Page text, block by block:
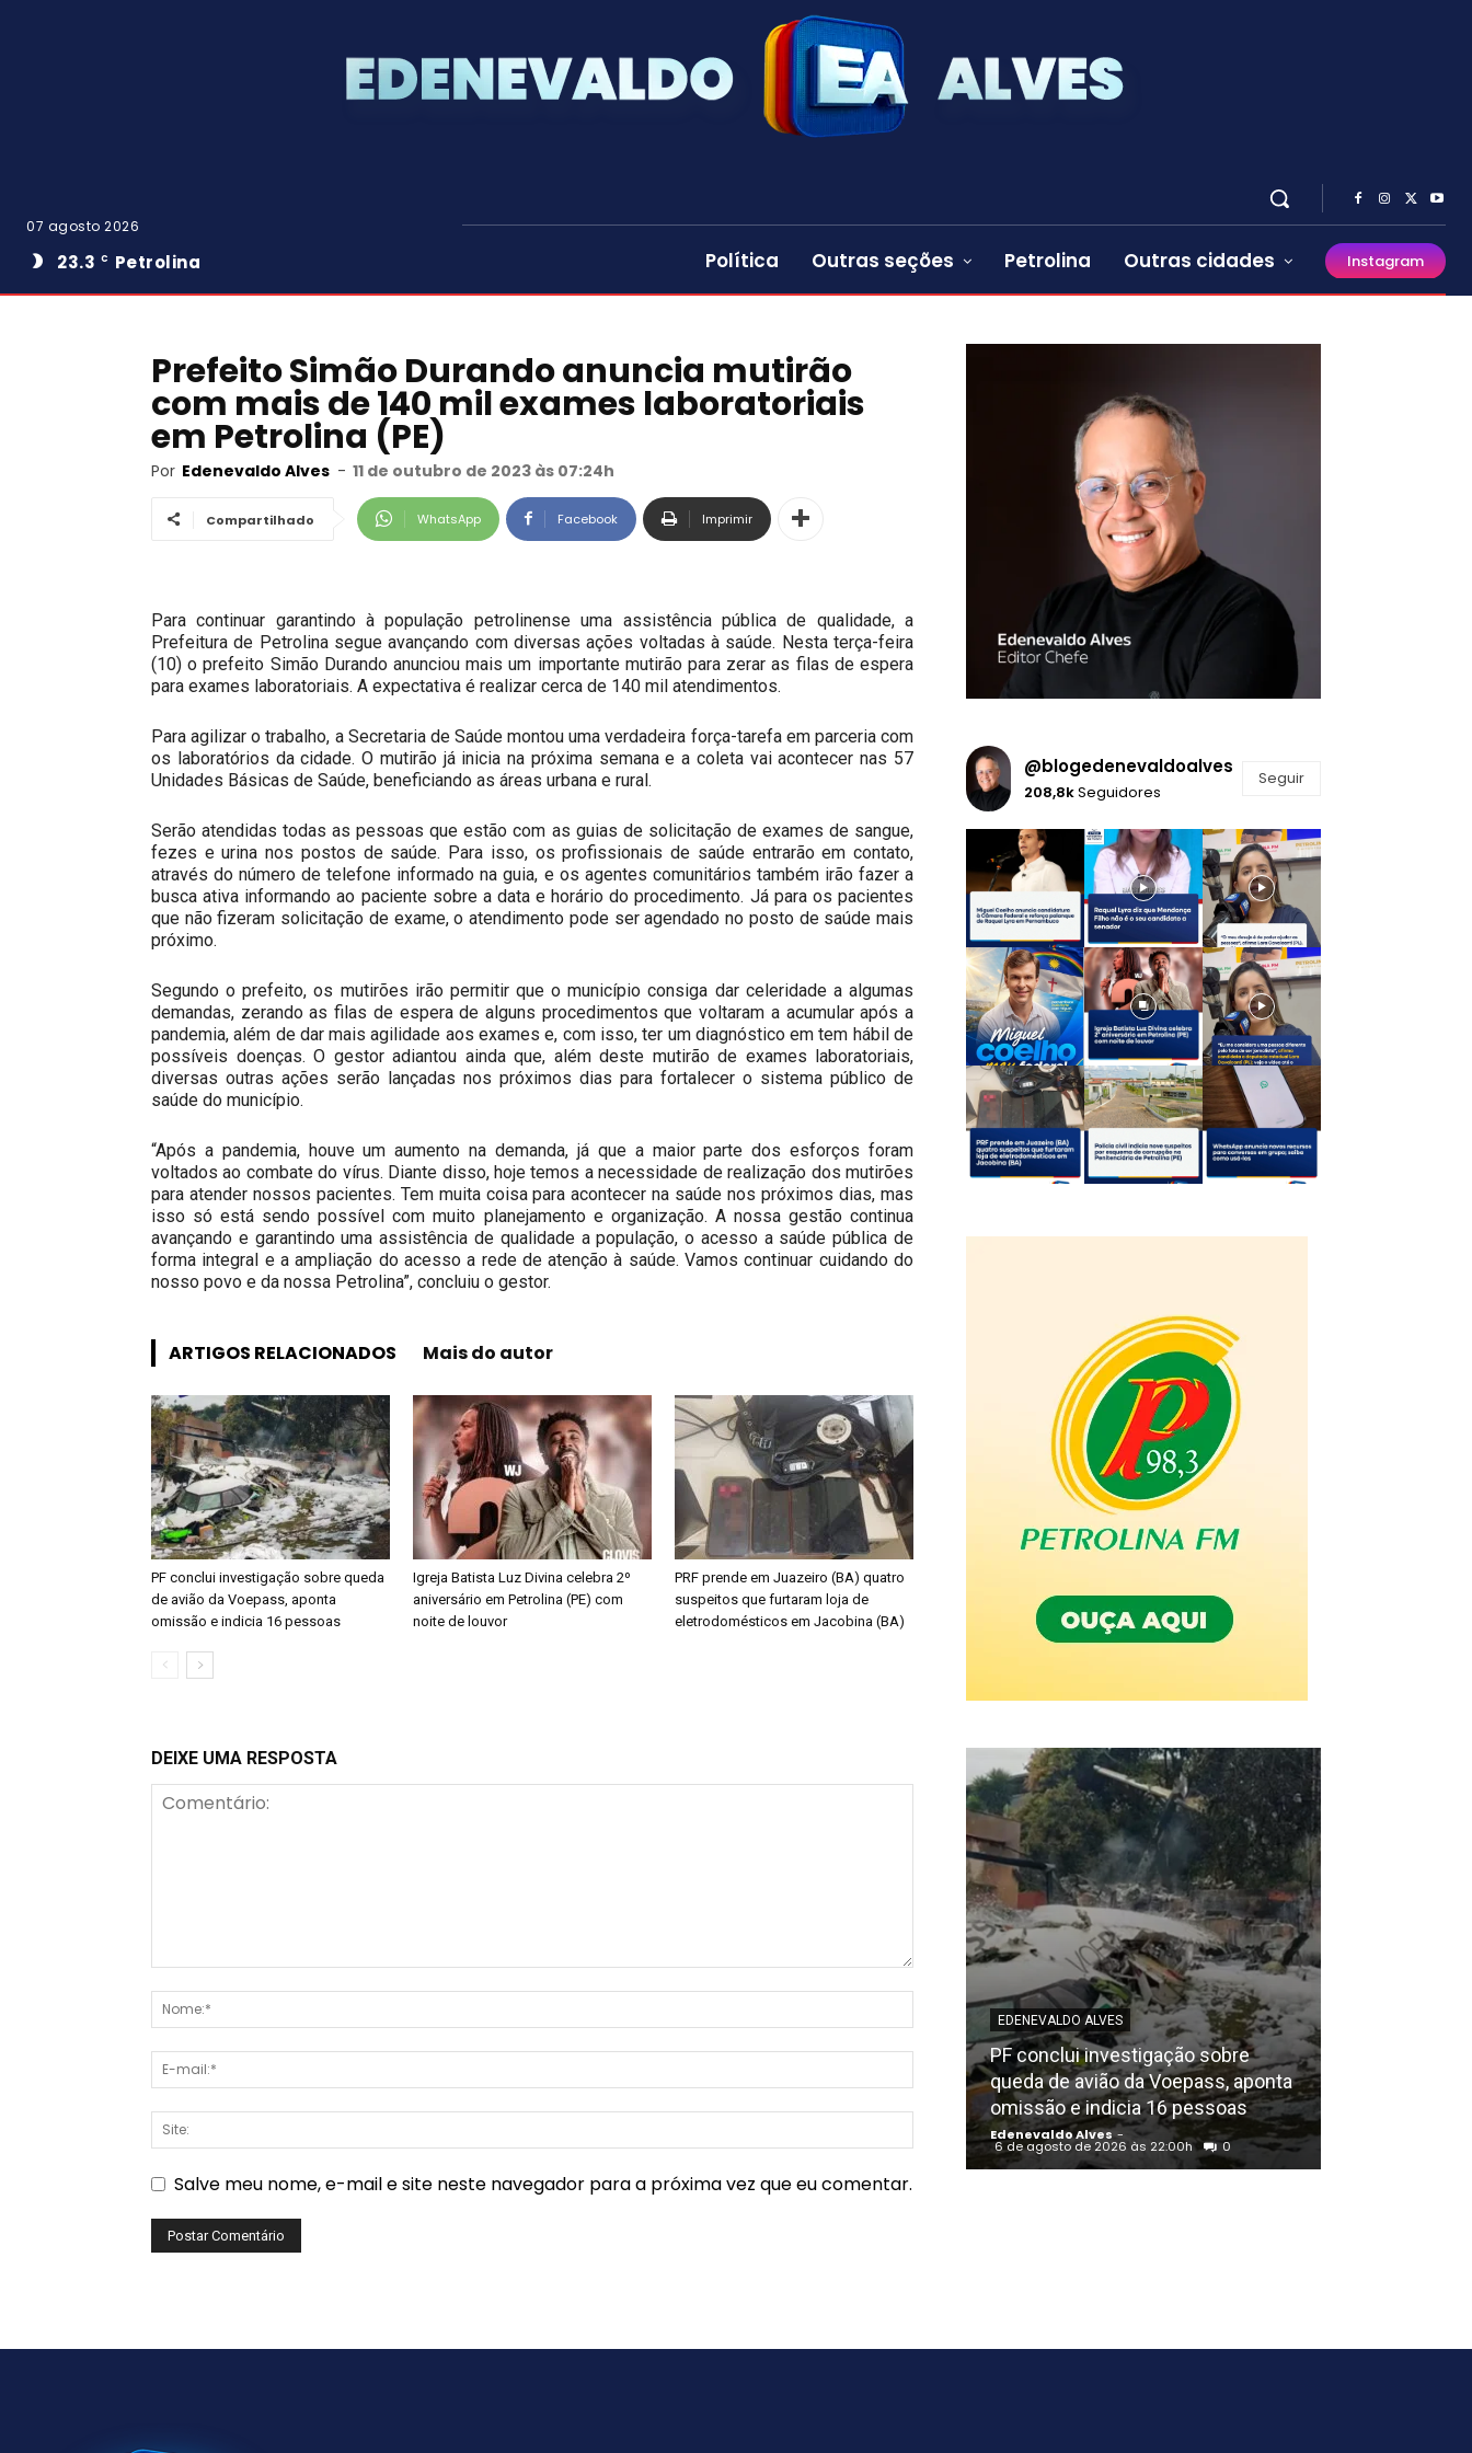
07 agosto 2026
23.3 C Petrolina Política Outras seções Petrolina Outras cidades Instagram
Prefeito Simão Durando anuncia mutirão
com mais de 140 mil exames laboratoriais
em Petrolina (PE)
Por Edenevaldo Alves - 11 de outubro de 2023 às 07:24h
Compartilhado WhatsApp Facebook Imprimir
Para continuar garantindo à população petrolinense uma assistência pública de qualidade, a
Prefeitura de Petrolina segue avançando com diversas ações voltadas à saúde. Nesta terça-feira
(10) o prefeito Simão Durando anunciou mais um importante mutirão para zerar as filas de espera
para exames laboratoriais. A expectativa é realizar cerca de 140 mil atendimentos.
Para agilizar o trabalho, a Secretaria de Saúde montou uma verdadeira força-tarefa em parceria com
os laboratórios da cidade. O mutirão já inicia na próxima semana e a coleta vai acontecer nas 57
Unidades Básicas de Saúde, beneficiando as áreas urbana e rural.
Serão atendidas todas as pessoas que estão com as guias de solicitação de exames de sangue,
fezes e urina nos postos de saúde. Para isso, os profissionais de saúde entrarão em contato,
através do número de telefone informado na guia, e os agentes comunitários também irão fazer a
busca ativa informando ao paciente sobre a data e horário do procedimento. Já para os pacientes
que não fizeram solicitação de exame, o atendimento pode ser agendado no posto de saúde mais
próximo.
Segundo o prefeito, os mutirões irão permitir que o município consiga dar celeridade a algumas
demandas, zerando as filas de espera de alguns procedimentos que voltaram a acumular após a
pandemia, além de dar mais agilidade aos exames e, com isso, ter um diagnóstico em tem hábil de
possíveis doenças. O gestor adiantou ainda que, além deste mutirão de exames laboratoriais,
diversas outras ações serão lançadas nos próximos dias para fortalecer o sistema público de
saúde do município.
“Após a pandemia, houve um aumento na demanda, já que a maior parte dos esforços foram
voltados ao combate do vírus. Diante disso, hoje temos a necessidade de realização dos mutirões
para atender nossos pacientes. Tem muita coisa para acontecer na saúde nos próximos dias, mas
isso só está sendo possível com muito planejamento e organização. A nossa gestão continua
avançando e garantindo uma assistência de qualidade a população, o acesso a saúde pública de
forma integral e a ampliação do acesso a rede de atenção à saúde. Vamos continuar cuidando do
nosso povo e da nossa Petrolina”, concluiu o gestor.
ARTIGOS RELACIONADOS Mais do autor
PF conclui investigação sobre queda
de avião da Voepass, aponta
omissão e indicia 16 pessoas
Igreja Batista Luz Divina celebra 2º
aniversário em Petrolina (PE) com
noite de louvor
PRF prende em Juazeiro (BA) quatro
suspeitos que furtaram loja de
eletrodomésticos em Jacobina (BA)
DEIXE UMA RESPOSTA
Salve meu nome, e-mail e site neste navegador para a próxima vez que eu comentar.
@blogedenevaldoalves
208,8kSeguidores
Seguir
EDENEVALDO ALVES
PF conclui investigação sobre
queda de avião da Voepass, aponta
omissão e indicia 16 pessoas
Edenevaldo Alves -
6 de agosto de 2026 às 22:00h 0